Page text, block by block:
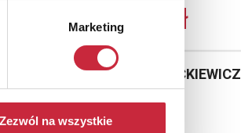
Marketing
Zezwól na wszystkie
2 200 zł
Konstanty MACKIEWICZ
(1894-1985)
60